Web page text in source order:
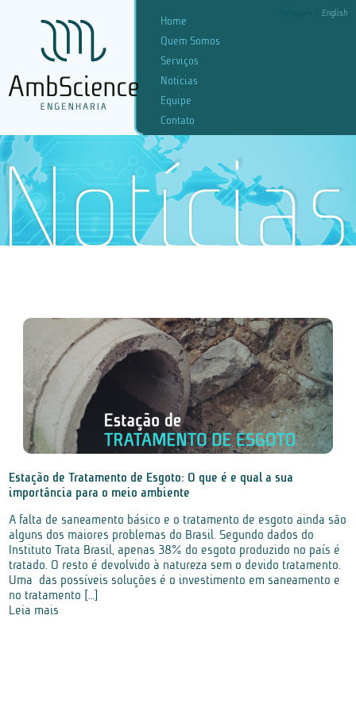
English
Home
Quem Somos
Serviços
Notícias
Equipe
Contato
Estação de Tratamento de Esgoto: O que é e qual a sua
importância para o meio ambiente
A falta de saneamento básico e o tratamento de esgoto ainda são
alguns dos maiores problemas do Brasil. Segundo dados do
Instituto Trata Brasil, apenas 38% do esgoto produzido no país é
tratado. O resto é devolvido à natureza sem o devido tratamento.
Uma das possíveis soluções é o investimento em saneamento e
no tratamento […]
Leia mais